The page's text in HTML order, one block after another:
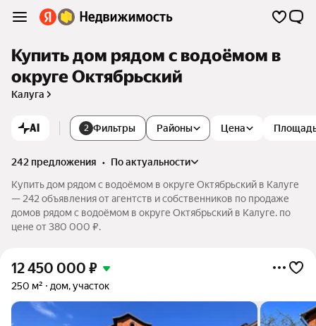
Купить дом рядом с водоёмом в
округе Октябрьский
Калуга
AI 2 Фильтры Цена
Районы
242 предложения •
по актуальности
Купить дом рядом с водоёмом в округе Октябрьский в Калуге
— 242 объявления от агентств и собственников по продаже
домов рядом с водоёмом в округе Октябрьский в Калуге. по
цене от 380 000 ₽.
12 450 000 ₽
250 м² дом, участок